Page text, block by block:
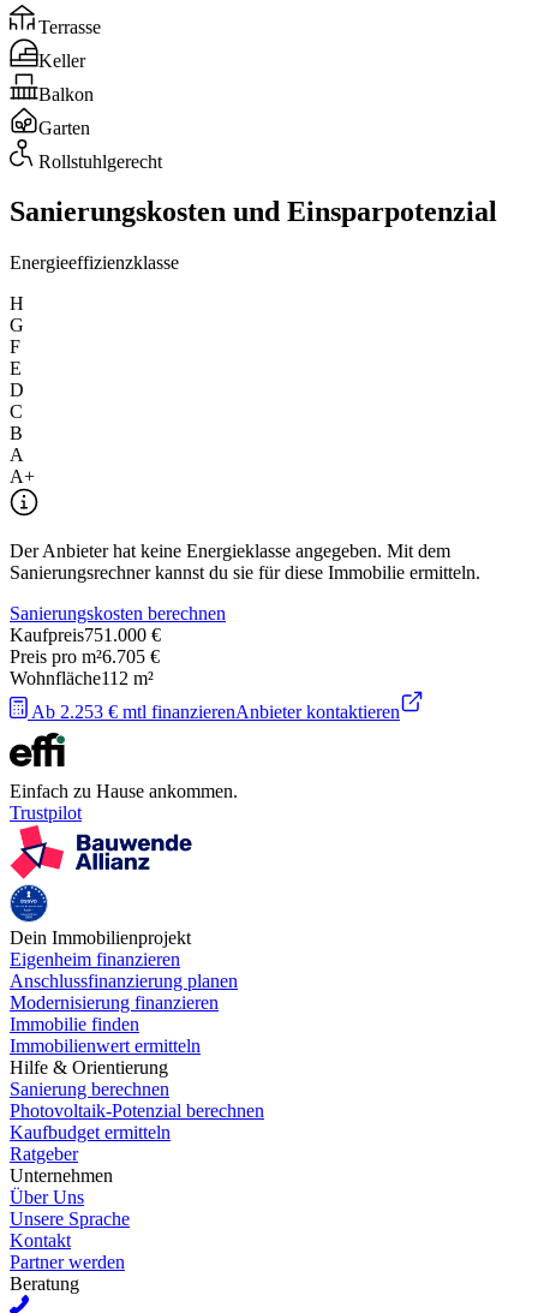
Terrasse
Keller
Balkon
Garten
Rollstuhlgerecht
Sanierungskosten und Einsparpotenzial
Energieeffizienzklasse
H
G
F
E
D
C
B
A
A+
Der Anbieter hat keine Energieklasse angegeben. Mit dem
Sanierungsrechner kannst du sie für diese Immobilie ermitteln.
Sanierungskosten berechnen
Kaufpreis751.000 €
Preis pro m²6.705 €
Wohnfläche112 m²
Ab 2.253 € mtl finanzierenAnbieter kontaktieren
Einfach zu Hause ankommen.
Trustpilot
Dein Immobilienprojekt
Eigenheim finanzieren
Anschlussfinanzierung planen
Modernisierung finanzieren
Immobilie finden
Immobilienwert ermitteln
Hilfe & Orientierung
Sanierung berechnen
Photovoltaik-Potenzial berechnen
Kaufbudget ermitteln
Ratgeber
Unternehmen
Über Uns
Unsere Sprache
Kontakt
Partner werden
Beratung